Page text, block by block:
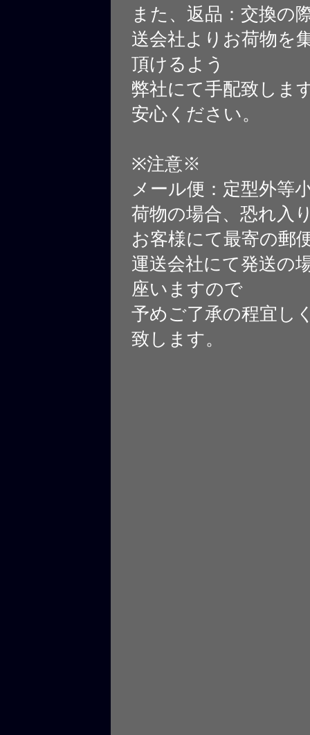
また、返品：交換の
送会社よりお荷物を
頂けるよう
弊社にて手配致しま
安心ください。
※注意※
メール便：定型外等
荷物の場合、恐れ入
お客様にて最寄の郵
運送会社にて発送の
座いますので
予めご了承の程宜し
致します。